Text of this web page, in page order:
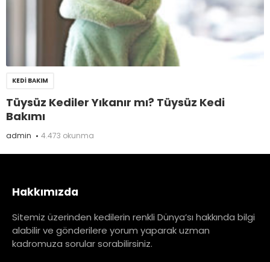
KEDI BAKIM
Tüysüz Kediler Yıkanır mı? Tüysüz Kedi
Bakımı
admin 4.473 okunma
Hakkımızda
Sitemiz üzerinden kedilerin renkli Dünya’sı hakkında bilgi
alabilir ve gönderilere yorum yaparak uzman
kadromuza sorular sorabilirsiniz.